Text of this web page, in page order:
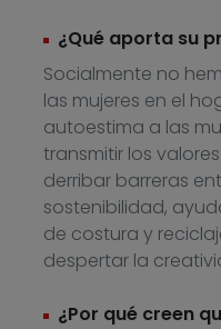
¿Qué aporta su
Socialmente no
las mujeres en el
autoestima a las
transmitir los
derribar barreras
sostenibilidad,
de costura y
despertar la
¿Por qué creen